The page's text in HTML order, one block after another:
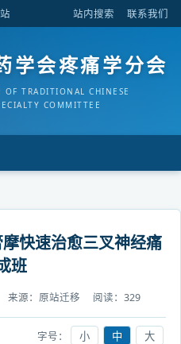
站内搜索 联系我们
学会疼痛学分会
OF TRADITIONAL CHINESE
COMMITTEE
快速治愈三叉神经痛
班
来源： 原站迁移 阅读： 329
字号： 小 中 大